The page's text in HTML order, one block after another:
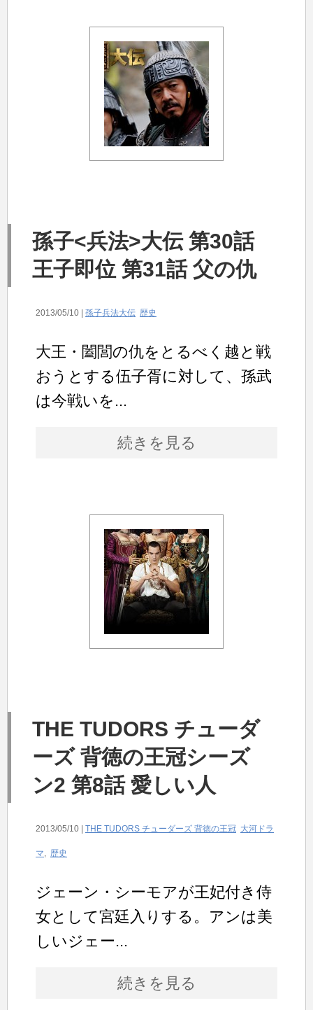
孫子<兵法>大伝 第30話
王子即位 第31話 父の仇
2013/05/10 | 孫子兵法大伝 歴史
大王・闔閭の仇をとるべく越と戦
おうとする伍子胥に対して、孫武
は今戦いを...
続きを見る
THE TUDORS チューダ
ーズ 背徳の王冠シーズ
ン2 第8話 愛しい人
2013/05/10 | THE TUDORS チューダーズ 背徳の王冠 大河ドラ
マ, 歴史
ジェーン・シーモアが王妃付き侍
女として宮廷入りする。アンは美
しいジェー...
続きを見る